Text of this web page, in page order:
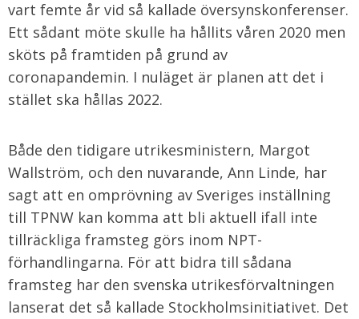
vart femte år vid så kallade översynskonferenser.
Ett sådant möte skulle ha hållits våren 2020 men
sköts på framtiden på grund av
coronapandemin. I nuläget är planen att det i
stället ska hållas 2022.
Både den tidigare utrikesministern, Margot
Wallström, och den nuvarande, Ann Linde, har
sagt att en omprövning av Sveriges inställning
till TPNW kan komma att bli aktuell ifall inte
tillräckliga framsteg görs inom NPT-
förhandlingarna. För att bidra till sådana
framsteg har den svenska utrikesförvaltningen
lanserat det så kallade Stockholmsinitiativet. Det